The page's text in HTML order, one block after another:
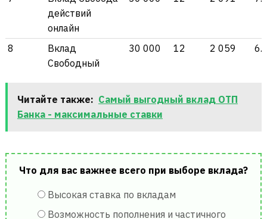
действий
онлайн
8
Вклад
Свободный
30 000 12 2 059
Читайте также: Самый выгодный вклад ОТП
Банка - максимальные ставки
Что для вас важнее всего при выборе вклада?
Высокая ставка по вкладам
Возможность пополнения и частичного